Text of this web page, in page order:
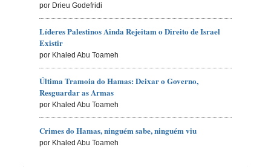
por Drieu Godefridi
Líderes Palestinos Ainda Rejeitam o Direito de Israel
Existir
por Khaled Abu Toameh
Última Tramoia do Hamas: Deixar o Governo,
Resguardar as Armas
por Khaled Abu Toameh
Crimes do Hamas, ninguém sabe, ninguém viu
por Khaled Abu Toameh